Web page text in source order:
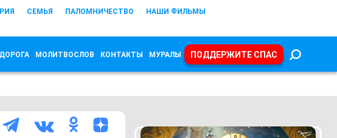
СЕМЬЯ ПАЛОМНИЧЕСТВО
НАШИ ФИЛЬМЫ
ДОРОГА МОЛИТВОСЛОВ КОНТАКТЫ МУРАЛЫ ПОДДЕРЖИТЕ СПАС